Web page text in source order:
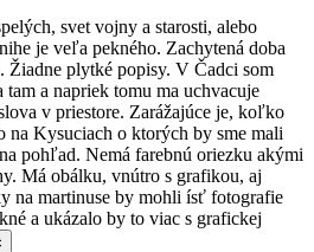
svet vojny a starosti, alebo
je veľa pekného. Zachytená doba
Žiadne plytké popisy. V Čadci som
tam a napriek tomu ma uchvacuje
v priestore. Zarážajúce je, koľko
na Kysuciach o ktorých by sme mali
pohľad. Nemá farebnú oriezku akými
Má obálku, vnútro s grafikou, aj
na martinuse by mohli ísť fotografie
a ukázalo by to viac s grafickej